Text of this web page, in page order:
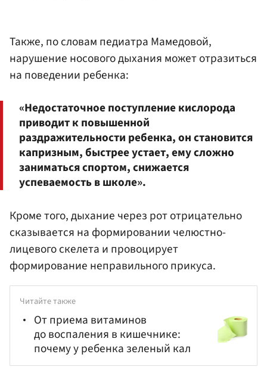
Также, по словам педиатра Мамедовой,
нарушение носового дыхания может отразиться
на поведении ребенка:
«Недостаточное поступление кислорода
приводит к повышенной
раздражительности ребенка, он становится
капризным, быстрее устает, ему сложно
заниматься спортом, снижается
успеваемость в школе».
Кроме того, дыхание через рот отрицательно
сказывается на формировании челюстно-
лицевого скелета и провоцирует
формирование неправильного прикуса.
Читайте также
От приема витаминов
до воспаления в кишечнике:
почему у ребенка зеленый кал